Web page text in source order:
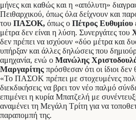
μήνες και καθώς και η «απόλυτη»
Πειθαρχικού, όπως όλα δείχνουν και
του ΠΑΣΟΚ, όπως ο Πέτρος Ευθυμίου
μέτρα δεν είναι η λύση. Συνεργάτες του
δεν πρέπει να ισχύουν «δύο μέτρα και
υπήρξαν και άλλες δηλώσεις που
αμηχανία, ενώ ο Μανώλης
Μαργαρίτης πρόσθεσαν ότι οι ίδιοι
«Το ΠΑΣΟΚ πρέπει με στοχευμένες
διεκδικήσεις να βρει τον νέο παλμό
επιμένει η κυρία Μπατζελή με
αναμένει τη Μεγάλη Τρίτη για να
παραπομπή της.